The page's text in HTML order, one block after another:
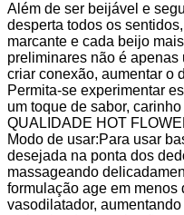
Além de ser beijável e
desperta todos os
marcante e cada beijo
preliminares não é
criar conexão, aumentar o
Permita-se experimentar
um toque de sabor,
QUALIDADE HOT
Modo de usar:Para usar
desejada na ponta dos
massageando
formulação age em menos
vasodilatador,